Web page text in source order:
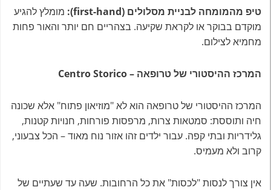
טיפ מהמומחה לבניית מסלולים (first-hand):
מומלץ להגיע
מוקדם בבוקר או לקראת שקיעה. בצהריים חם יותר והאור פחות
מחמיא לצילום.
המרכז ההיסטורי של טרופאה – Centro Storico
המרכז ההיסטורי של טרופאה הוא לא "מוזיאון פתוח" אלא שכונה
חיה ותוססת: סמטאות צרות, מרפסות פורחות, חנויות קטנות,
גלידריות ובתי קפה. עבור ילדים זהו אזור נוח מאוד – הכל צבעוני,
קרוב ולא מעמיס.
אין צורך לנסות "לכסות" את כל הרחובות. שעה עד שעתיים של